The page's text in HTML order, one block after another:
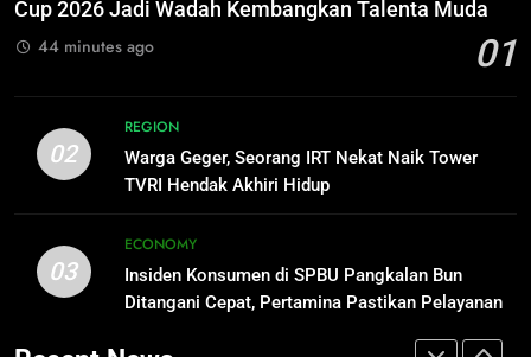
Warga Geger, Seorang IRT Nekat
Hidup
REGION
Pangkalan Bun Ditangani Cepat,
Pertamina Pastikan Pelayanan
ECONOMY
Cup 2026 Jadi Wadah Kembangkan Talenta Muda
01
44 minutes ago
02
REGION
Warga Geger, Seorang IRT Nekat Naik Tower
TVRI Hendak Akhiri Hidup
03
ECONOMY
Insiden Konsumen di SPBU Pangkalan Bun
Ditangani Cepat, Pertamina Pastikan Pelayanan
Bukan Sekadar Hemat Anggaran
Turnamen Gubernur Cup Road to
Pangdam XXII/TB Cup 2026 Jadi
SPORTS
2
Warga Geger, Seorang IRT Nekat
Naik Tower TVRI Hendak Akhiri